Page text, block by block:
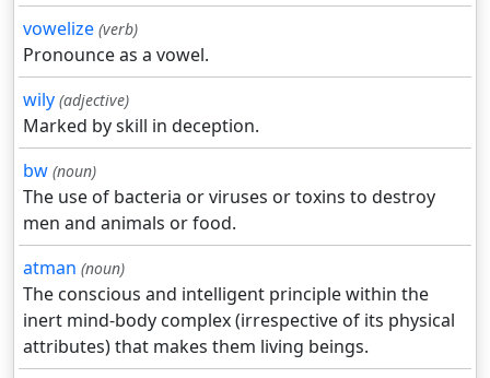
vowelize (verb)
Pronounce as a vowel.
wily (adjective)
Marked by skill in deception.
bw (noun)
The use of bacteria or viruses or toxins to destroy
men and animals or food.
atman (noun)
The conscious and intelligent principle within the
inert mind-body complex (irrespective of its physical
attributes) that makes them living beings.